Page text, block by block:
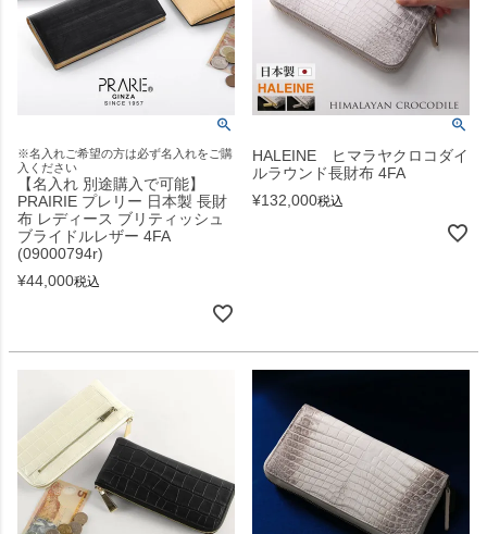
※名入れご希望の方は必ず名入れをご購
入ください
【名入れ 別途購入で可能】
PRAIRIE プレリー 日本製 長財
布 レディース ブリティッシュ
ブライドルレザー 4FA
(09000794r)
¥44,000税込
HALEINE ヒマラヤクロコダイ
ルラウンド長財布 4FA
¥132,000税込